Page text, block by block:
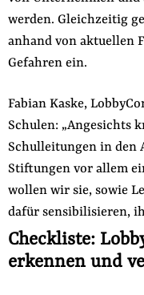
werden. Gleichzeitig
anhand von aktuellen
Gefahren ein.
Fabian Kaske,
Schulen: „Angesichts
Schulleitungen in den
Stiftungen vor allem
wollen wir sie, sowie
dafür sensibilisieren,
Checkliste:
erkennen und